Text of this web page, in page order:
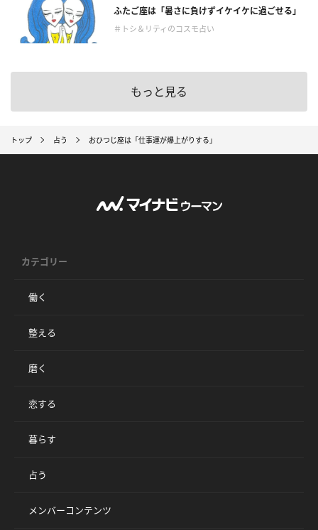
ふたご座は「暑さに負けずイケイケに過ごせる」
＃トシ＆リティのコスモ占い
もっと見る
トップ 占う おひつじ座は「仕事運が爆上がりする」
カテゴリー
働く
整える
磨く
恋する
暮らす
占う
メンバーコンテンツ